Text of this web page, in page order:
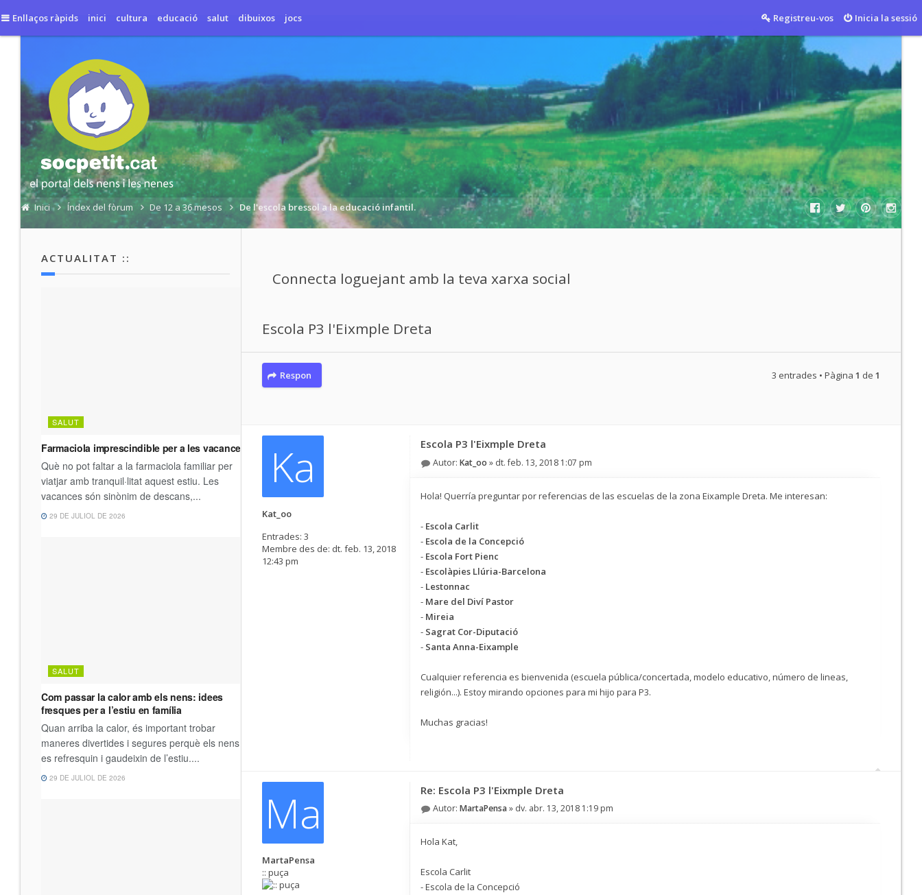
Enllaços ràpids inici cultura educació salut dibuixos jocs Inicia la sessió
Registreu-vos
Inici Índex del fòrum De 12 a 36 mesos De l'escola bressol a la educació infantil.
Connecta loguejant amb la teva xarxa social
Escola P3 l'Eixmple Dreta
Respon 3 entrades • Pàgina 1 de 1
Ka
Kat_oo
Entrades: 3
Membre des de: dt. feb. 13, 2018
12:43 pm
Escola P3 l'Eixmple Dreta
Autor:Kat_oo » dt. feb. 13, 2018 1:07 pm
Hola! Querría preguntar por referencias de las escuelas de la zona Eixample Dreta. Me interesan:
- Escola Carlit
- Escola de la Concepció
- Escola Fort Pienc
- Escolàpies Llúria-Barcelona
- Lestonnac
- Mare del Diví Pastor
- Mireia
- Sagrat Cor-Diputació
- Santa Anna-Eixample
Cualquier referencia es bienvenida (escuela pública/concertada, modelo educativo, número de lineas,
religión...). Estoy mirando opciones para mi hijo para P3.
Muchas gracias!
Ma
MartaPensa
:: puça
Re: Escola P3 l'Eixmple Dreta
Autor:MartaPensa» dv. abr. 13, 2018 1:19 pm
Hola Kat,
Escola Carlit
- Escola de la Concepció
ACTUALITAT ::